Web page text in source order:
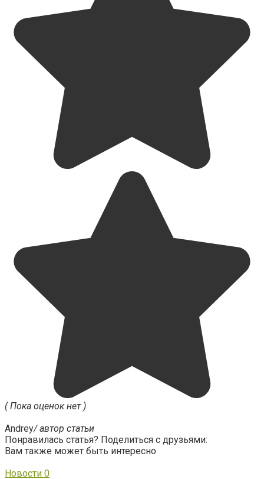
( Пока оценок нет )
Andrey/ автор статьи
Понравилась статья? Поделиться с друзьями:
Вам также может быть интересно
Новости 0